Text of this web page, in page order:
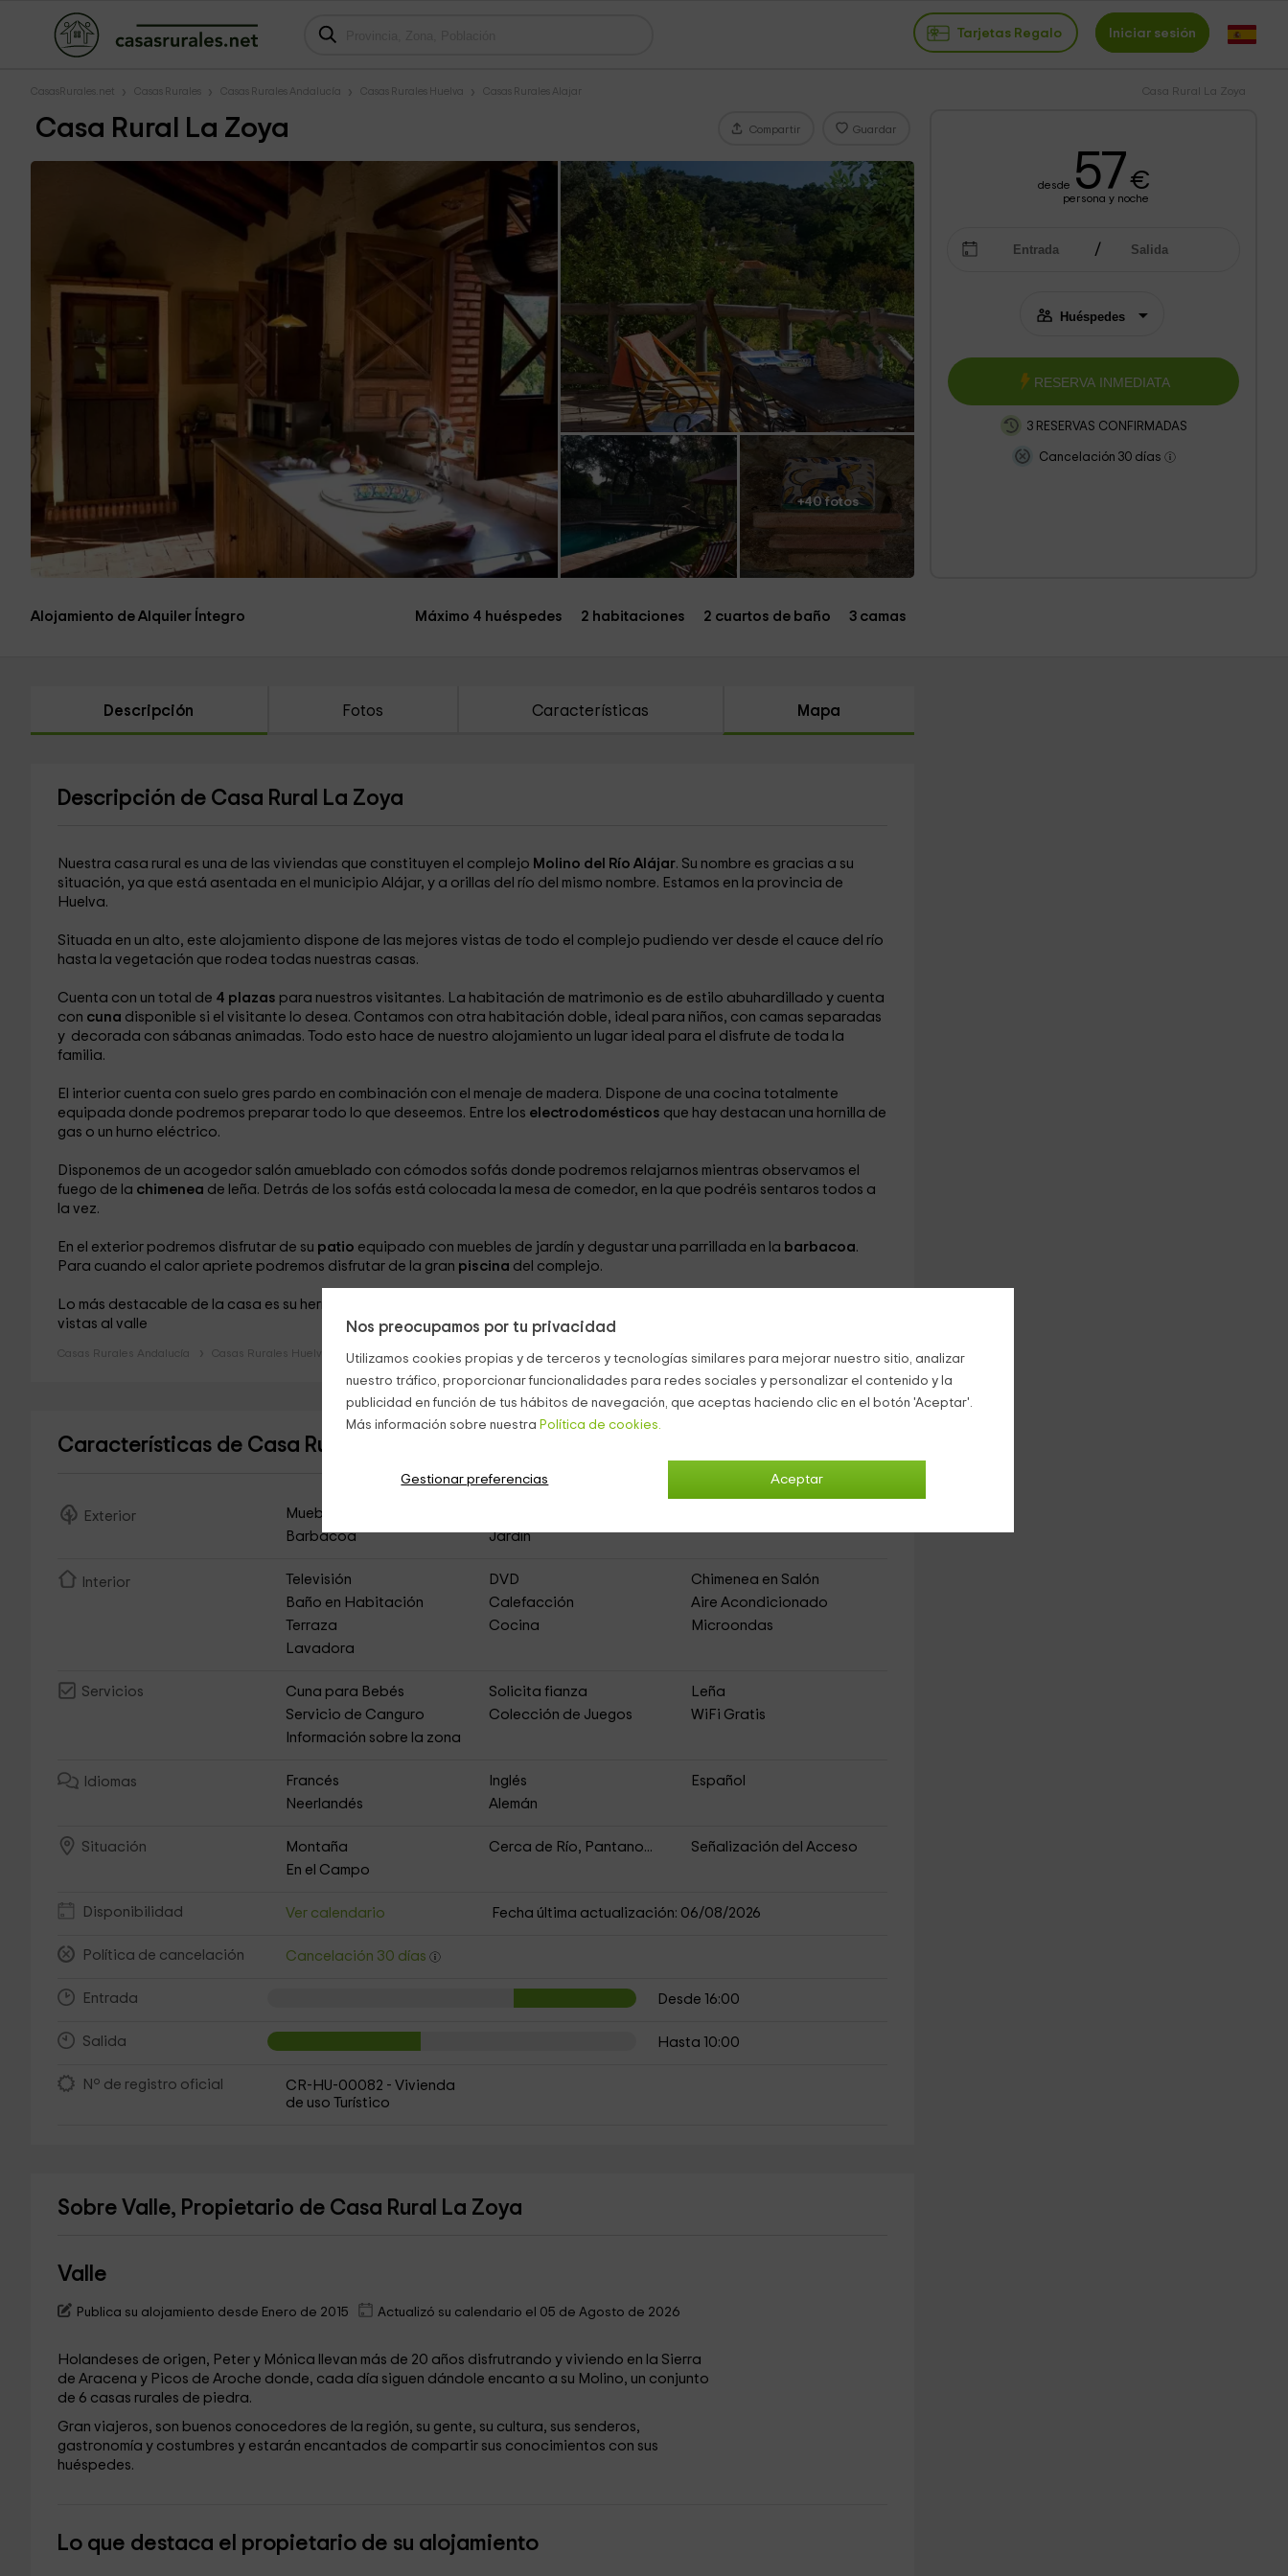
Nos preocupamos por tu privacidad
Utilizamos cookies propias y de terceros y tecnologías similares para mejorar nuestro sitio, analizar
nuestro tráfico, proporcionar funcionalidades para redes sociales y personalizar el contenido y la
publicidad en función de tus hábitos de navegación, que aceptas haciendo clic en el botón 'Aceptar'.
Más información sobre nuestra Política de cookies.
Aceptar
Gestionar preferencias
Tarjetas Regalo Iniciar sesión
CasasRurales.net Casas Rurales Casas Rurales Andalucía Casas Rurales Huelva Casas Rurales Alajar Casa Rural La Zoya
Casa Rural La Zoya Compartir Guardar
+40 fotos
desde 57€
persona y noche
RESERVA INMEDIATA
3 RESERVAS CONFIRMADAS
Cancelación 30 días
Alojamiento de Alquiler Íntegro Máximo 4 huéspedes 2 habitaciones 2 cuartos de baño 3 camas
Descripción Fotos Características Mapa
Descripción de Casa Rural La Zoya
Nuestra casa rural es una de las viviendas que constituyen el complejo Molino del Río Alájar. Su nombre es gracias a su
situación, ya que está asentada en el municipio Alájar, y a orillas del río del mismo nombre. Estamos en la provincia de
Huelva.
Situada en un alto, este alojamiento dispone de las mejores vistas de todo el complejo pudiendo ver desde el cauce del río
hasta la vegetación que rodea todas nuestras casas.
Cuenta con un total de 4 plazas para nuestros visitantes. La habitación de matrimonio es de estilo abuhardillado y cuenta
con cuna disponible si el visitante lo desea. Contamos con otra habitación doble, ideal para niños, con camas separadas
y decorada con sábanas animadas. Todo esto hace de nuestro alojamiento un lugar ideal para el disfrute de toda la
familia.
El interior cuenta con suelo gres pardo en combinación con el menaje de madera. Dispone de una cocina totalmente
equipada donde podremos preparar todo lo que deseemos. Entre los electrodomésticos que hay destacan una hornilla de
gas o un hurno eléctrico.
Disponemos de un acogedor salón amueblado con cómodos sofás donde podremos relajarnos mientras observamos el
fuego de la chimenea de leña. Detrás de los sofás está colocada la mesa de comedor, en la que podréis sentaros todos a
la vez.
En el exterior podremos disfrutar de su patio equipado con muebles de jardín y degustar una parrillada en la barbacoa.
Para cuando el calor apriete podremos disfrutar de la gran piscina del complejo.
Lo más destacable de la casa es su hermosa
vistas al valle
Casas Rurales Andalucía Casas Rurales Huelva
Características de Casa Rural La Zoya
Exterior Muebles de Jardín
Barbacoa
Jardín
Interior Televisión DVD
Chimenea en Salón
Baño en Habitación
Calefacción
Aire Acondicionado
Terraza
Cocina
Microondas
Lavadora
Servicios Cuna para Bebés Solicita fianza
Leña
Servicio de Canguro
Colección de Juegos
WiFi Gratis
Información sobre la zona
Idiomas Francés Inglés
Español
Neerlandés
Alemán
Situación Montaña Cerca de Río, Pantano...
Señalización del Acceso
En el Campo
Disponibilidad Ver calendario Fecha última actualización: 06/08/2026
Política de cancelación Cancelación 30 días
Entrada Desde 16:00
Salida Hasta 10:00
Nº de registro oficial
CR-HU-00082 - Vivienda
de uso Turístico
Sobre Valle, Propietario de Casa Rural La Zoya
Valle
Publica su alojamiento desde Enero de 2015 Actualizó su calendario el 05 de Agosto de 2026
Holandeses de origen, Peter y Mónica llevan más de 20 años disfrutrando y viviendo en la Sierra
de Aracena y Picos de Aroche donde, cada día siguen dándole encanto a su Molino, un conjunto
de 6 casas rurales de piedra.
Gran viajeros, son buenos conocedores de la región, su gente, su cultura, sus senderos,
gastronomía y costumbres y estarán encantados de compartir sus conocimientos con sus
huéspedes.
Lo que destaca el propietario de su alojamiento